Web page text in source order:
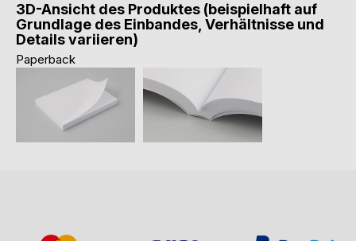
3D-Ansicht des Produktes (beispielhaft auf
Grundlage des Einbandes, Verhältnisse und
Details variieren)
Paperback